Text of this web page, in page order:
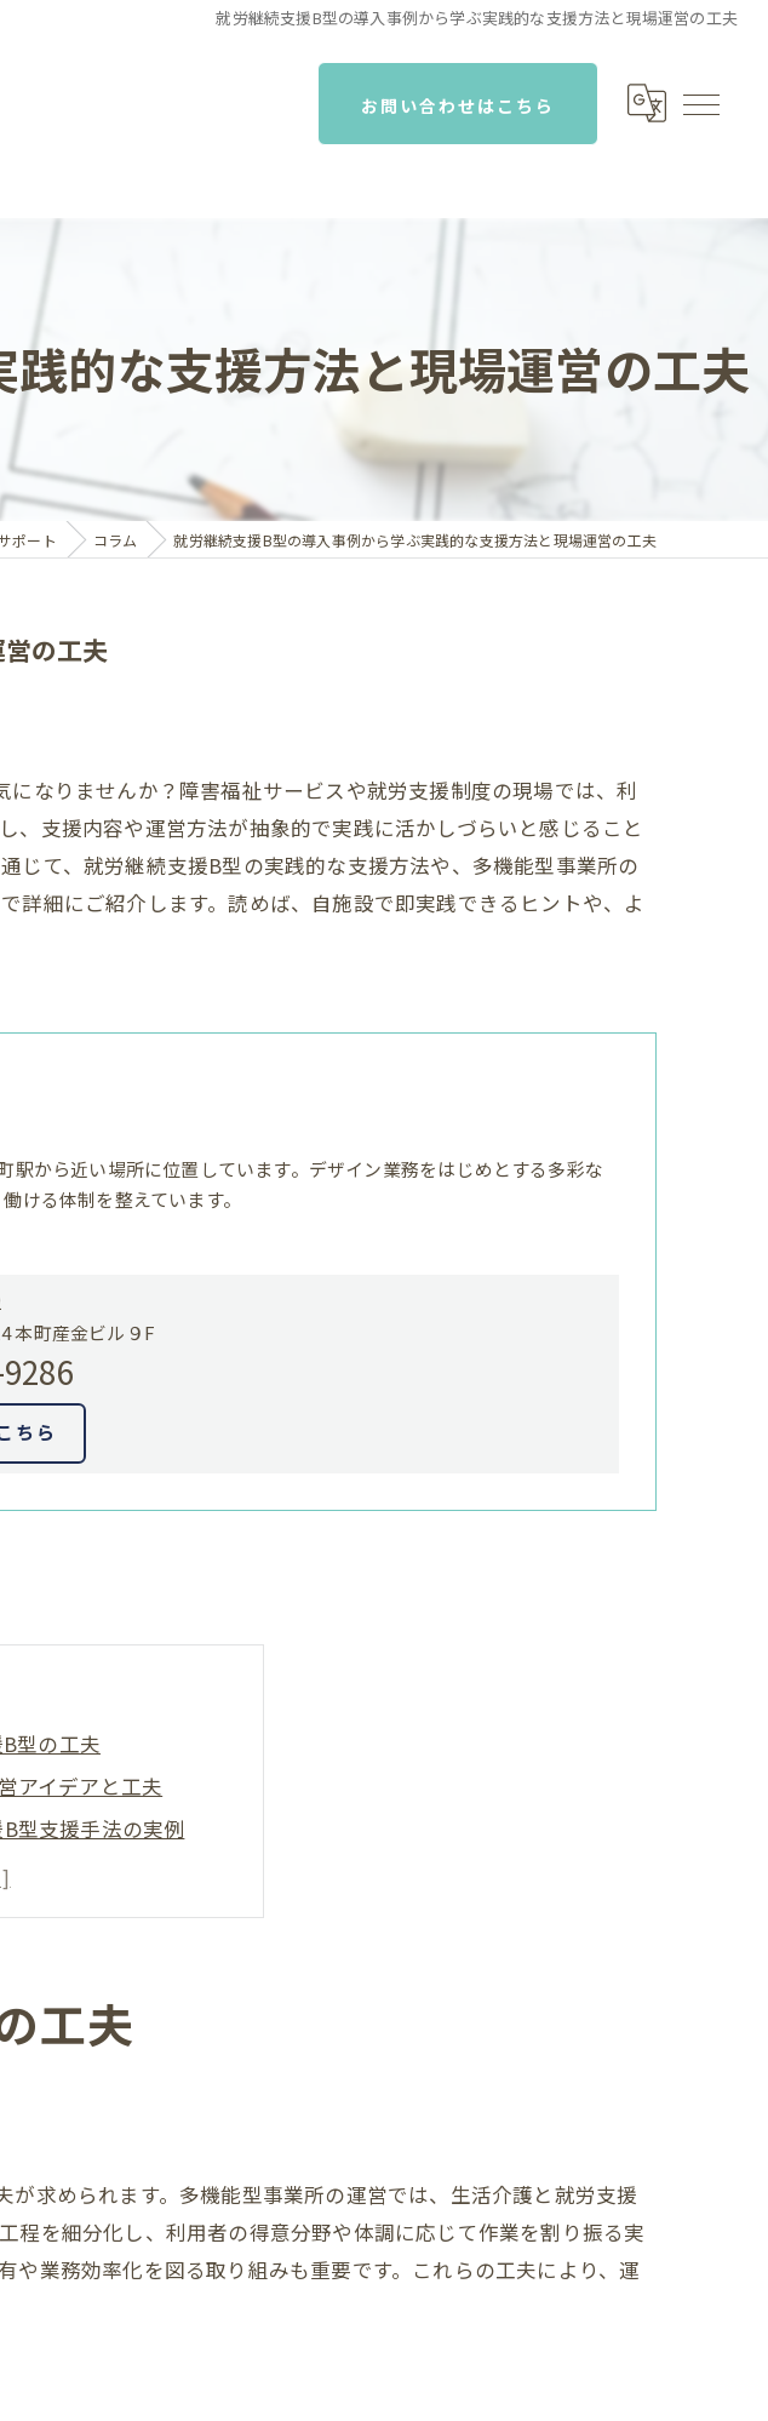
就労継続支援B型の導入事例から学ぶ実践的な支援方法と現場運営の工夫
お問い合わせはこちら
的な支援方法と現場運営の工夫
ポート コラム 就労継続支援B型の導入事例から学ぶ実践的な支援方法と現場運営の工夫
の工夫
なりませんか？障害福祉サービスや就労支援制度の現場では、利
支援内容や運営方法が抽象的で実践に活かしづらいと感じること
じて、就労継続支援B型の実践的な支援方法や、多機能型事業所の
細にご紹介します。読めば、自施設で即実践できるヒントや、よ
から近い場所に位置しています。デザイン業務をはじめとする多彩な
ける体制を整えています。
本町産金ビル９F
ちら
型の工夫
アイデアと工夫
型支援手法の実例
支援B型の環境づくり
る個別支援のポイント
から得られる学び
のヒント
機能型事業所の運営策
連携の現場工夫
工夫
求められます。多機能型事業所の運営では、生活介護と就労支援
程を細分化し、利用者の得意分野や体調に応じて作業を割り振る実
業務効率化を図る取り組みも重要です。これらの工夫により、運